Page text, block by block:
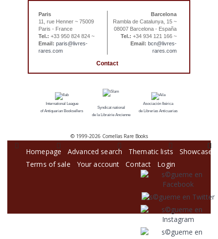
Paris
11, rue Henner ~ 75009
Paris - France
Tel.: +33 950 824 824 ~
Email: paris@livres-
rares.com
Barcelona
Rambla de Catalunya, 15 ~
08007 Barcelona - España
Tel.: +34 934 121 166 ~
Email: bcn@livres-
rares.com
Contact
International League
of Antiquarian Booksellers
Syndicat national
de la Librairie Ancienne
Asociación Ibérica
de Librerías Anticuarias
© 1999-2026 Comellas Rare Books
Homepage Advanced search Thematic lists
Showcase
Terms of sale
Your account Contact Login